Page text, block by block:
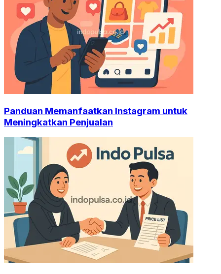
Panduan Memanfaatkan Instagram untuk
Meningkatkan Penjualan